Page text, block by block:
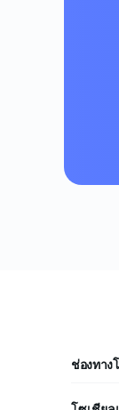
ช่องทาง